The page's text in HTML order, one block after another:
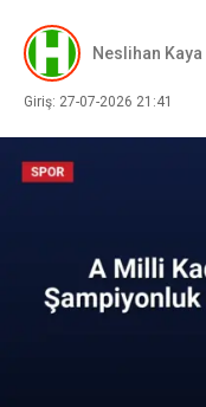
Neslihan Kaya
Giriş: 27-07-2026 21:41